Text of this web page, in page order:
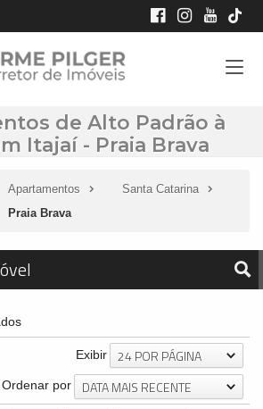
de Alto Padrão à
Itajaí - Praia Brava
Apartamentos
Santa Catarina
Praia Brava
Exibir 24 POR PÁGINA
Ordenar por DATA MAIS RECENTE